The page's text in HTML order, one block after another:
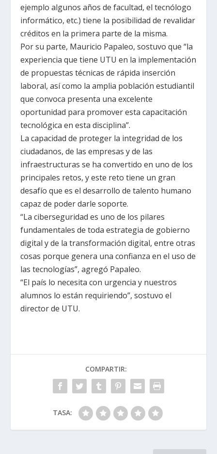
ejemplo algunos años de facultad, el tecnólogo
informático, etc.) tiene la posibilidad de revalidar
créditos en la primera parte de la misma.
Por su parte, Mauricio Papaleo, sostuvo que “la
experiencia que tiene UTU en la implementación
de propuestas técnicas de rápida inserción
laboral, así como la amplia población estudiantil
que convoca presenta una excelente
oportunidad para promover esta capacitación
tecnológica en esta disciplina”.
La capacidad de proteger la integridad de los
ciudadanos, de las empresas y de las
infraestructuras se ha convertido en uno de los
principales retos, y este reto tiene un gran
desafío que es el desarrollo de talento humano
capaz de poder darle soporte.
“La ciberseguridad es uno de los pilares
fundamentales de toda estrategia de gobierno
digital y de la transformación digital, entre otras
cosas porque genera una confianza en el uso de
las tecnologías”, agregó Papaleo.
“El país lo necesita con urgencia y nuestros
alumnos lo están requiriendo”, sostuvo el
director de UTU.
COMPARTIR:
TASA: